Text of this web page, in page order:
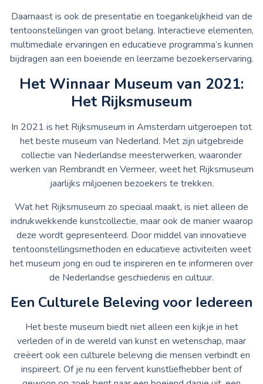
Daarnaast is ook de presentatie en toegankelijkheid van de
tentoonstellingen van groot belang. Interactieve elementen,
multimediale ervaringen en educatieve programma’s kunnen
bijdragen aan een boeiende en leerzame bezoekerservaring.
Het Winnaar Museum van 2021:
Het Rijksmuseum
In 2021 is het Rijksmuseum in Amsterdam uitgeroepen tot
het beste museum van Nederland. Met zijn uitgebreide
collectie van Nederlandse meesterwerken, waaronder
werken van Rembrandt en Vermeer, weet het Rijksmuseum
jaarlijks miljoenen bezoekers te trekken.
Wat het Rijksmuseum zo speciaal maakt, is niet alleen de
indrukwekkende kunstcollectie, maar ook de manier waarop
deze wordt gepresenteerd. Door middel van innovatieve
tentoonstellingsmethoden en educatieve activiteiten weet
het museum jong en oud te inspireren en te informeren over
de Nederlandse geschiedenis en cultuur.
Een Culturele Beleving voor Iedereen
Het beste museum biedt niet alleen een kijkje in het
verleden of in de wereld van kunst en wetenschap, maar
creëert ook een culturele beleving die mensen verbindt en
inspireert. Of je nu een fervent kunstliefhebber bent of